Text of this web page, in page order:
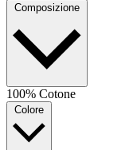
Composizione
100% Cotone
Colore